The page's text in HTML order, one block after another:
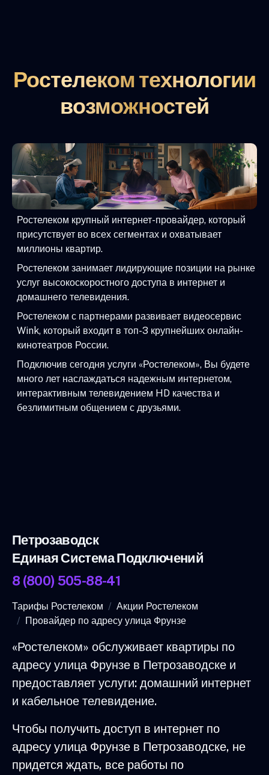
Ростелеком технологии
возможностей
Ростелеком крупный интернет-провайдер, который
присутствует во всех сегментах и охватывает
миллионы квартир.
Ростелеком занимает лидирующие позиции на рынке
услуг высокоскоростного доступа в интернет и
домашнего телевидения.
Ростелеком с партнерами развивает видеосервис
Wink, который входит в топ-3 крупнейших онлайн-
кинотеатров России.
Подключив сегодня услуги «Ростелеком», Вы будете
много лет наслаждаться надежным интернетом,
интерактивным телевидением HD качества и
безлимитным общением с друзьями.
Петрозаводск
Единая Система Подключений
8 (800) 505-88-41
Тарифы Ростелеком
Акции Ростелеком
Провайдер по адресу улица Фрунзе
«Ростелеком» обслуживает квартиры по
адресу улица Фрунзе в Петрозаводске и
предоставляет услуги: домашний интернет
и кабельное телевидение.
Чтобы получить доступ в интернет по
адресу улица Фрунзе в Петрозаводске, не
придется ждать, все работы по